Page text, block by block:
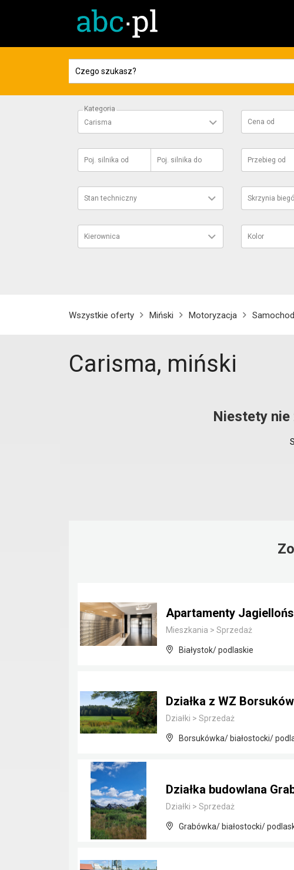
Kategoria
Carisma
Cena od
Poj. silnika od Poj. silnika do Przebieg od
Stan techniczny Skrzynia
Kierownica Kolor
Wszystkie oferty Miński Motoryzacja
Carisma, miński
Niestety nie
Apartamenty
Mieszkania > Sprzedaż
Białystok/ podlaskie
Działka z WZ
Działki > Sprzedaż
Borsukówka/ białostocki/
Działka budowlana
Działki > Sprzedaż
Grabówka/ białostocki/